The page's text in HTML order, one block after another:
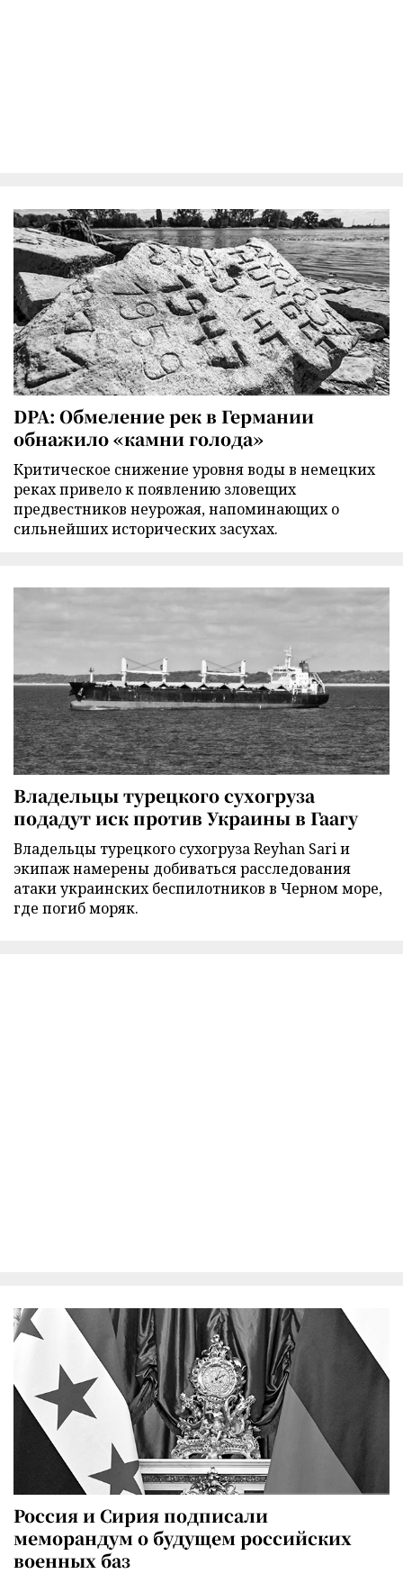
DPA: Обмеление рек в Германии
обнажило «камни голода»
Критическое снижение уровня воды в немецких
реках привело к появлению зловещих
предвестников неурожая, напоминающих о
сильнейших исторических засухах.
Владельцы турецкого сухогруза
подадут иск против Украины в Гаагу
Владельцы турецкого сухогруза Reyhan Sari и
экипаж намерены добиваться расследования
атаки украинских беспилотников в Черном море,
где погиб моряк.
Россия и Сирия подписали
меморандум о будущем российских
военных баз